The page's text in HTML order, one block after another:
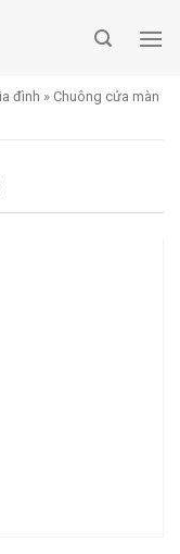
đình » Chuông cửa màn